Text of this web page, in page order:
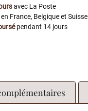
avec La Poste
en France, Belgique et Suisse
pendant 14 jours